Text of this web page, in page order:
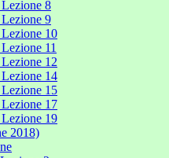
8
9
10
11
12
14
15
17
19
2018)